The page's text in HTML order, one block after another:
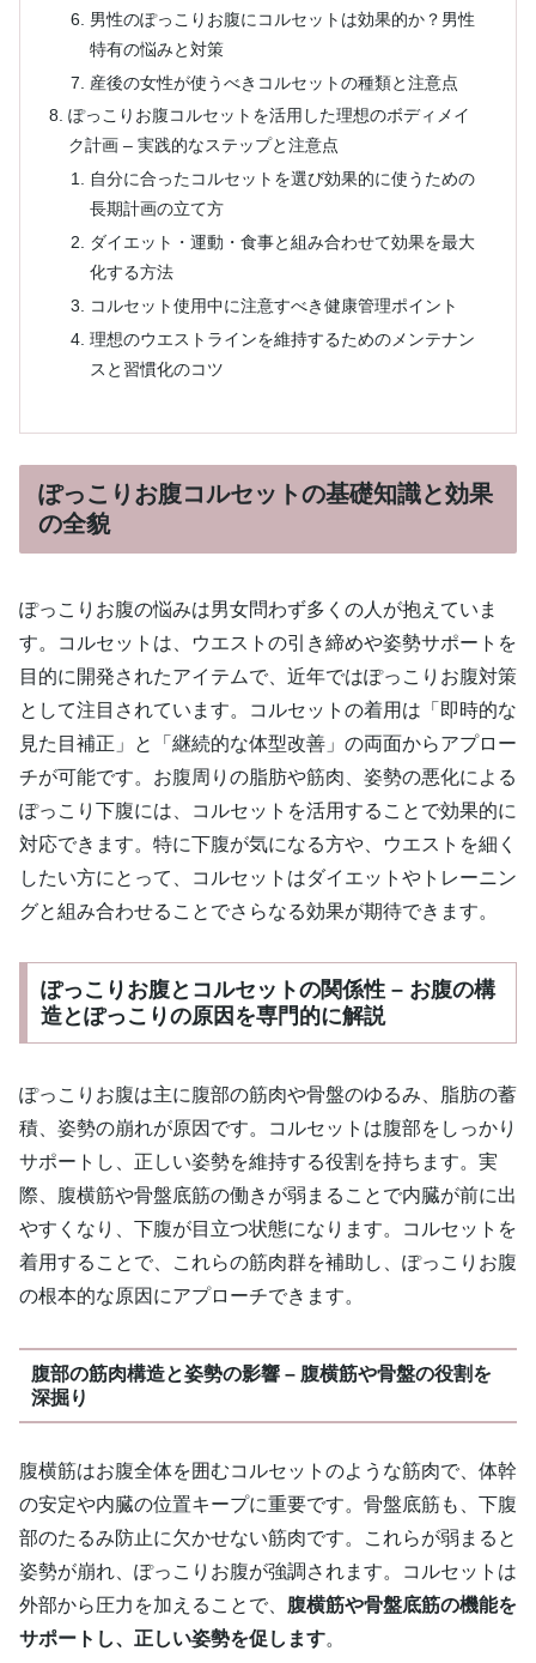
男性のぽっこりお腹にコルセットは効果的か？男性
特有の悩みと対策
産後の女性が使うべきコルセットの種類と注意点
ぽっこりお腹コルセットを活用した理想のボディメイ
ク計画 – 実践的なステップと注意点
自分に合ったコルセットを選び効果的に使うための
長期計画の立て方
ダイエット・運動・食事と組み合わせて効果を最大
化する方法
コルセット使用中に注意すべき健康管理ポイント
理想のウエストラインを維持するためのメンテナン
スと習慣化のコツ
ぽっこりお腹コルセットの基礎知識と効果
の全貌
ぽっこりお腹の悩みは男女問わず多くの人が抱えていま
す。コルセットは、ウエストの引き締めや姿勢サポートを
目的に開発されたアイテムで、近年ではぽっこりお腹対策
として注目されています。コルセットの着用は「即時的な
見た目補正」と「継続的な体型改善」の両面からアプロー
チが可能です。お腹周りの脂肪や筋肉、姿勢の悪化による
ぽっこり下腹には、コルセットを活用することで効果的に
対応できます。特に下腹が気になる方や、ウエストを細く
したい方にとって、コルセットはダイエットやトレーニン
グと組み合わせることでさらなる効果が期待できます。
ぽっこりお腹とコルセットの関係性 – お腹の構
造とぽっこりの原因を専門的に解説
ぽっこりお腹は主に腹部の筋肉や骨盤のゆるみ、脂肪の蓄
積、姿勢の崩れが原因です。コルセットは腹部をしっかり
サポートし、正しい姿勢を維持する役割を持ちます。実
際、腹横筋や骨盤底筋の働きが弱まることで内臓が前に出
やすくなり、下腹が目立つ状態になります。コルセットを
着用することで、これらの筋肉群を補助し、ぽっこりお腹
の根本的な原因にアプローチできます。
腹部の筋肉構造と姿勢の影響 – 腹横筋や骨盤の役割を
深掘り
腹横筋はお腹全体を囲むコルセットのような筋肉で、体幹
の安定や内臓の位置キープに重要です。骨盤底筋も、下腹
部のたるみ防止に欠かせない筋肉です。これらが弱まると
姿勢が崩れ、ぽっこりお腹が強調されます。コルセットは
外部から圧力を加えることで、 腹横筋や骨盤底筋の機能を
サポートし、正しい姿勢を促します。